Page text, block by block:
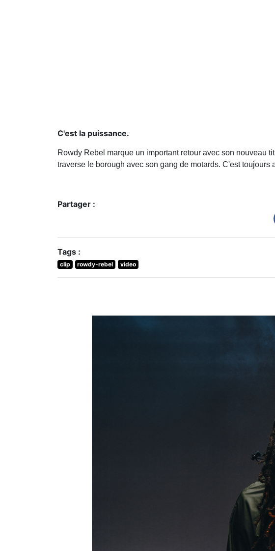
C'est la puissance.
Rowdy Rebel marque un important retour avec son nouveau
traverse le borough avec son gang de motards. C'est toujours
Partager :
Tags :
clip rowdy-rebel video